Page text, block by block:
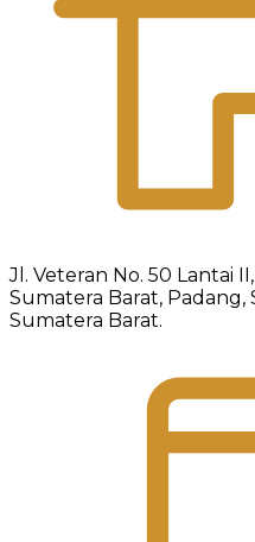
Jl. Veteran No. 50 Lantai
Sumatera Barat, Padang,
Sumatera Barat.